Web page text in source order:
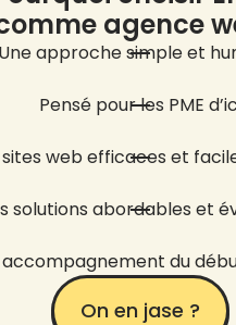
agence
Une approche simple et
Pensé pour les PME
sites web efficaces et
solutions abordables et
accompagnement du
On en jase ?